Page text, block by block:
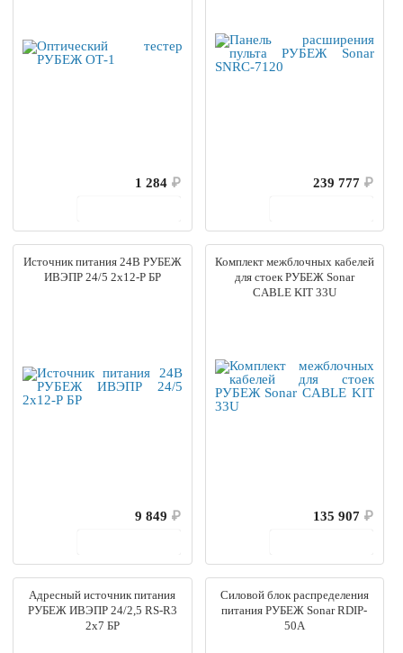
1 284 ₽
239 777 ₽
Источник питания 24В РУБЕЖ
ИВЭПР 24/5 2х12-Р БР
9 849 ₽
Комплект межблочных кабелей
для стоек РУБЕЖ Sonar
CABLE KIT 33U
135 907 ₽
Адресный источник питания
РУБЕЖ ИВЭПР 24/2,5 RS-R3
2х7 БР
Силовой блок распределения
питания РУБЕЖ Sonar RDIP-
50A